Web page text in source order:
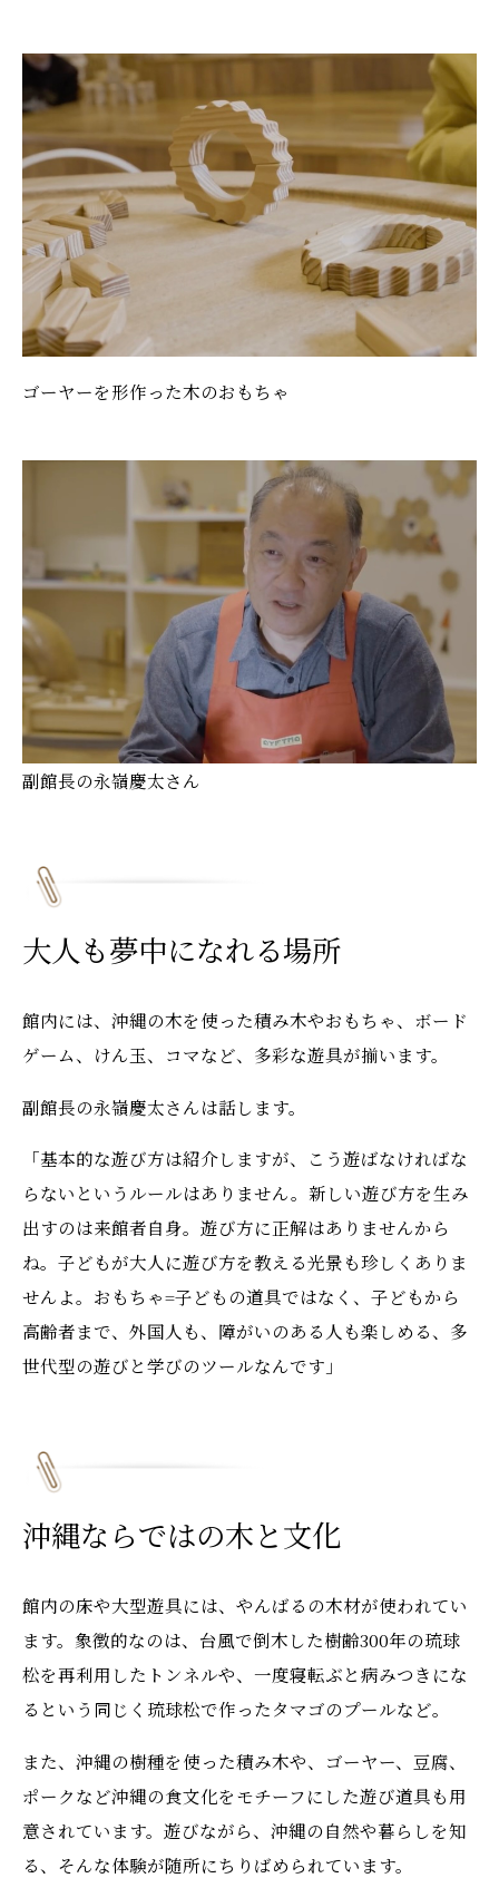
ゴーヤーを形作った木のおもちゃ
副館長の永嶺慶太さん
大人も夢中になれる場所
館内には、沖縄の木を使った積み木やおもちゃ、ボード
ゲーム、けん玉、コマなど、多彩な遊具が揃います。
副館長の永嶺慶太さんは話します。
「基本的な遊び方は紹介しますが、こう遊ばなければな
らないというルールはありません。新しい遊び方を生み
出すのは来館者自身。遊び方に正解はありませんから
ね。子どもが大人に遊び方を教える光景も珍しくありま
せんよ。おもちゃ=子どもの道具ではなく、子どもから
高齢者まで、外国人も、障がいのある人も楽しめる、多
世代型の遊びと学びのツールなんです」
沖縄ならではの木と文化
館内の床や大型遊具には、やんばるの木材が使われてい
ます。象徴的なのは、台風で倒木した樹齢300年の琉球
松を再利用したトンネルや、一度寝転ぶと病みつきにな
るという同じく琉球松で作ったタマゴのプールなど。
また、沖縄の樹種を使った積み木や、ゴーヤー、豆腐、
ポークなど沖縄の食文化をモチーフにした遊び道具も用
意されています。遊びながら、沖縄の自然や暮らしを知
る、そんな体験が随所にちりばめられています。